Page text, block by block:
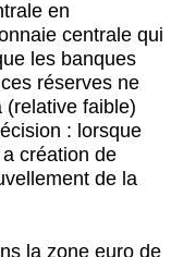
en
centrale qui
les banques
réserves ne
(relative faible)
: lorsque
création de
de la
la zone euro de